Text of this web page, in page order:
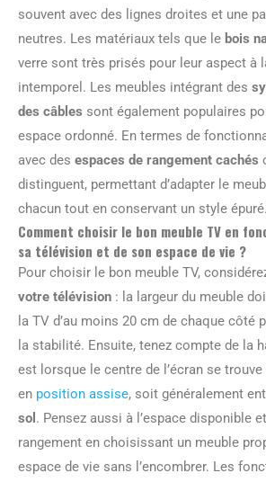
souvent avec des lignes droites et une
neutres. Les matériaux tels que le bois
verre sont très prisés pour leur aspect à
intemporel. Les meubles intégrant des
des câbles sont également populaires
espace ordonné. En termes de
avec des espaces de rangement cachés
distinguent, permettant d’adapter le
chacun tout en conservant un style épuré.
Comment choisir le bon meuble TV en
sa télévision et de son espace de vie ?
Pour choisir le bon meuble TV,
votre télévision : la largeur du meuble
la TV d’au moins 20 cm de chaque côté
la stabilité. Ensuite, tenez compte de la
est lorsque le centre de l’écran se trouve
en position assise, soit généralement
sol . Pensez aussi à l’espace disponible
rangement en choisissant un meuble
espace de vie sans l’encombrer. Les